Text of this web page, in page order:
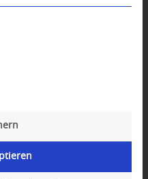
Gruppen, für die